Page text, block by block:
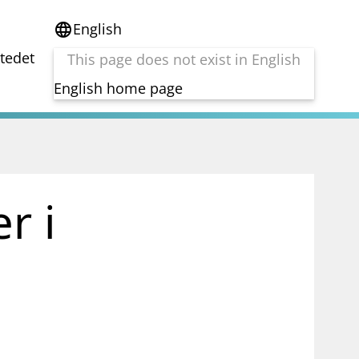
languageEnglish
This page does not exist in English
English home page
i